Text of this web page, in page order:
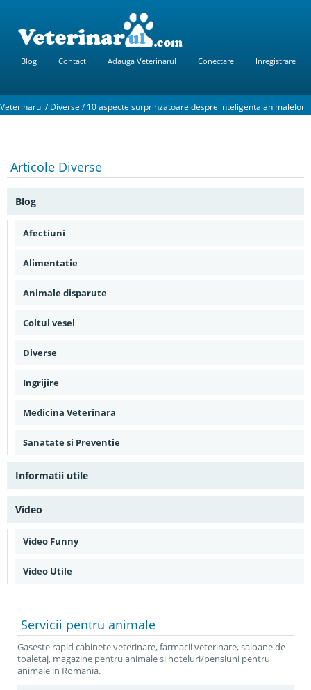
Blog Contact Adauga Veterinarul Conectare Inregistrare
Veterinarul /Diverse /10 aspecte surprinzatoare despre inteligenta animalelor
Articole Diverse
Blog
Afectiuni
Alimentatie
Animale disparute
Coltul vesel
Diverse
Ingrijire
Medicina Veterinara
Sanatate si Preventie
Informatii utile
Video
Video Funny
Video Utile
Servicii pentru animale
Gaseste rapid cabinete veterinare, farmacii veterinare, saloane de
toaletaj, magazine pentru animale si hoteluri/pensiuni pentru
animale in Romania.